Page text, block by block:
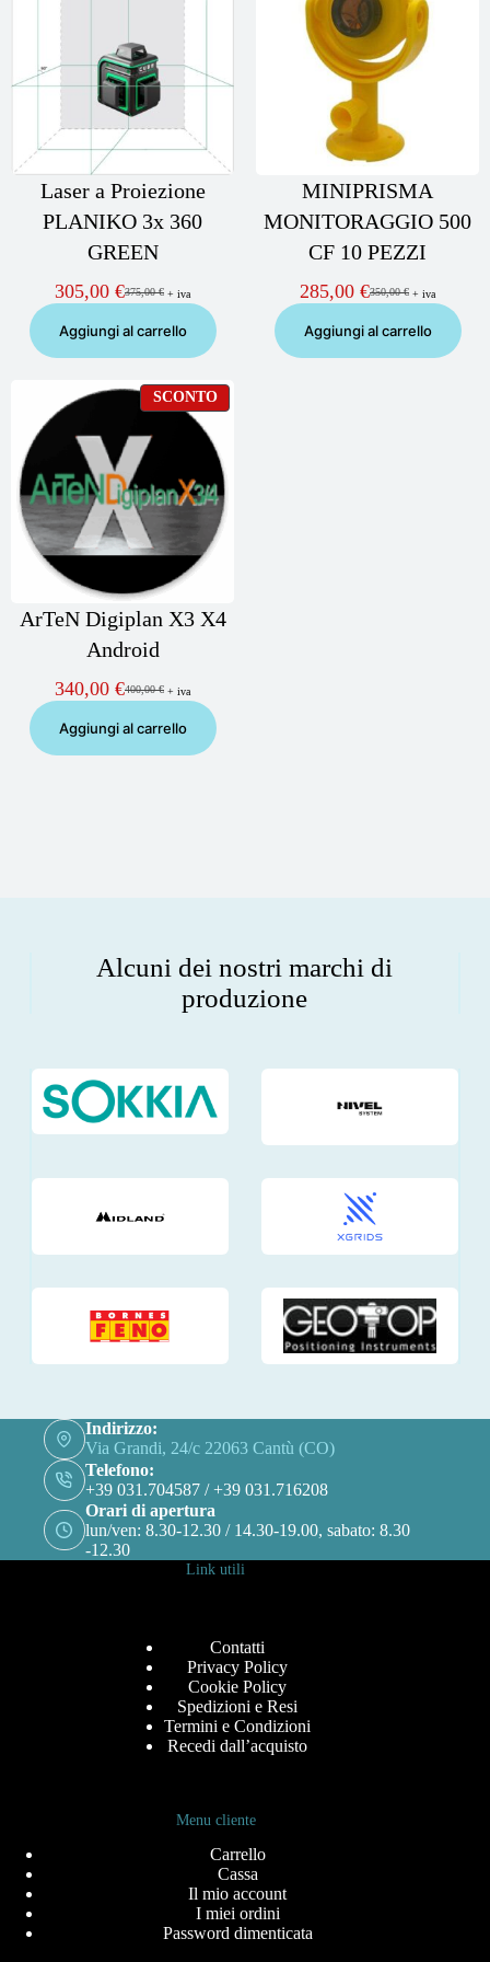
Laser a Proiezione
PLANIKO 3x 360
GREEN
375,00€
Il
originale
305,00 €
Il
attuale
+ iva
Aggiungi al carrello
MINIPRISMA
MONITORAGGIO 500
CF 10 PEZZI
350,00€
Il
originale
285,00 €
Il
attuale
+ iva
Aggiungi al carrello
SCONTOPRODOTTO
IN
ArTeN Digiplan X3 X4
Android
400,00€
Il
originale
340,00 €
Il
attuale
+ iva
Aggiungi al carrello
Alcuni dei nostri marchi di
produzione
Indirizzo:
Via Grandi, 24/c 22063 Cantù (CO)
Telefono:
+39 031.704587 / +39 031.716208
Orari di apertura
lun/ven: 8.30-12.30 / 14.30-19.00, sabato: 8.30
-12.30
Link utili
Contatti
Privacy Policy
Cookie Policy
Spedizioni e Resi
Termini e Condizioni
Recedi dall’acquisto
Menu cliente
Carrello
Cassa
Il mio account
I miei ordini
Password dimenticata